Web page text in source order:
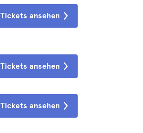
Tickets ansehen
Tickets ansehen
Tickets ansehen